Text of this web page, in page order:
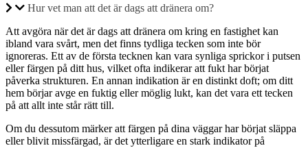
Hur vet man att det är dags att dränera om?
Att avgöra när det är dags att dränera om kring en fastighet kan
ibland vara svårt, men det finns tydliga tecken som inte bör
ignoreras. Ett av de första tecknen kan vara synliga sprickor i putsen
eller färgen på ditt hus, vilket ofta indikerar att fukt har börjat
påverka strukturen. En annan indikation är en distinkt doft; om ditt
hem börjar avge en fuktig eller möglig lukt, kan det vara ett tecken
på att allt inte står rätt till.
Om du dessutom märker att färgen på dina väggar har börjat släppa
eller blivit missfärgad, är det ytterligare en stark indikator på